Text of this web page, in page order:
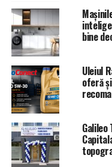
bine
Uleiul
oferă
Galileo